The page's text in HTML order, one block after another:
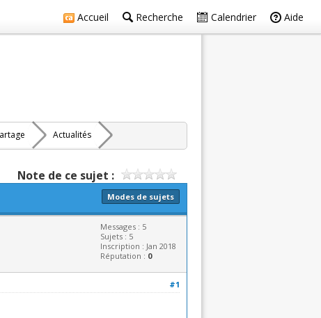
Accueil Recherche Calendrier Aide
Actualités
Note de ce sujet :
Modes de sujets
Messages : 5
Sujets : 5
Inscription : Jan 2018
Réputation : 0
#1